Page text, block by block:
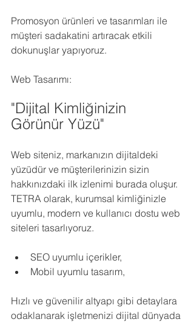
Promosyon ürünleri ve tasarımları ile
müşteri sadakatini artıracak etkili
dokunuşlar yapıyoruz.
Web Tasarımı:
"Dijital Kimliğinizin
Görünür Yüzü"
Web siteniz, markanızın dijitaldeki
yüzüdür ve müşterilerinizin sizin
hakkınızdaki ilk izlenimi burada oluşur.
TETRA olarak, kurumsal kimliğinizle
uyumlu, modern ve kullanıcı dostu web
siteleri tasarlıyoruz.
SEO uyumlu içerikler,
Mobil uyumlu tasarım,
Hızlı ve güvenilir altyapı gibi detaylara
odaklanarak işletmenizi dijital dünyada